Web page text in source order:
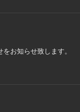
お知らせ致します。